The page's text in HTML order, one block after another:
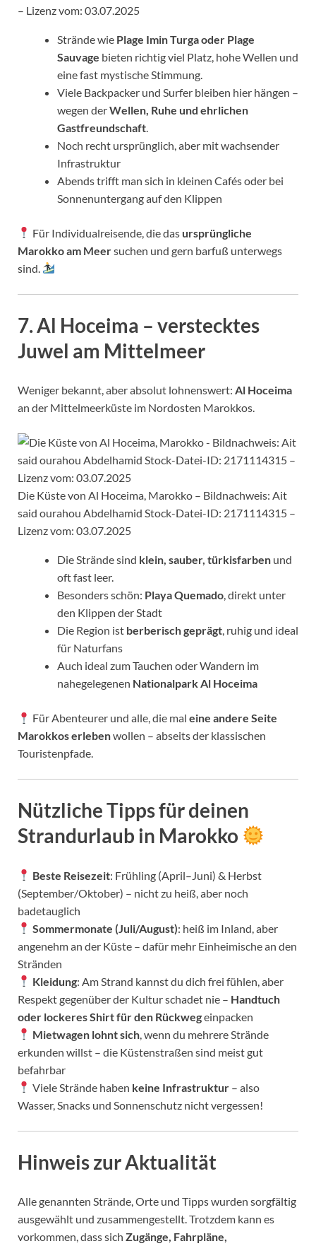
– Lizenz vom: 03.07.2025
Strände wie Plage Imin Turga oder Plage
Sauvage bieten richtig viel Platz, hohe Wellen und
eine fast mystische Stimmung.
Viele Backpacker und Surfer bleiben hier hängen –
wegen derWellen, Ruhe und ehrlichen
Gastfreundschaft.
Noch recht ursprünglich, aber mit wachsender
Infrastruktur
Abends trifft man sich in kleinen Cafés oder bei
Sonnenuntergang auf den Klippen
Für Individualreisende, die das ursprüngliche
Marokko am Meersuchen und gern barfuß unterwegs
sind.
7.Al Hoceima – verstecktes
Juwel am Mittelmeer
Weniger bekannt, aber absolut lohnenswert: Al Hoceima
an der Mittelmeerküste im Nordosten Marokkos.
Die Küste von Al Hoceima, Marokko – Bildnachweis: Ait
said ourahou Abdelhamid Stock-Datei-ID: 2171114315 –
Lizenz vom: 03.07.2025
Die Strände sind klein, sauber, türkisfarben und
oft fast leer.
Besonders schön: Playa Quemado, direkt unter
den Klippen der Stadt
Die Region ist berberisch geprägt, ruhig und ideal
für Naturfans
Auch ideal zum Tauchen oder Wandern im
nahegelegenen Nationalpark Al Hoceima
Für Abenteurer und alle, die maleine andere Seite
Marokkos erlebenwollen – abseits der klassischen
Touristenpfade.
Nützliche Tipps für deinen
Strandurlaub in Marokko
Beste Reisezeit: Frühling (April–Juni) & Herbst
(September/Oktober) – nicht zu heiß, aber noch
badetauglich
Sommermonate (Juli/August): heiß im Inland, aber
angenehm an der Küste – dafür mehr Einheimische an den
Stränden
Kleidung: Am Strand kannst du dich frei fühlen, aber
Respekt gegenüber der Kultur schadet nie – Handtuch
oder lockeres Shirt für den Rückwegeinpacken
Mietwagen lohnt sich , wenn du mehrere Strände
erkunden willst – die Küstenstraßen sind meist gut
befahrbar
Viele Strände haben keine Infrastruktur – also
Wasser, Snacks und Sonnenschutz nicht vergessen!
Hinweis zur Aktualität
Alle genannten Strände, Orte und Tipps wurden sorgfältig
ausgewählt und zusammengestellt. Trotzdem kann es
vorkommen, dass sich Zugänge, Fahrpläne,